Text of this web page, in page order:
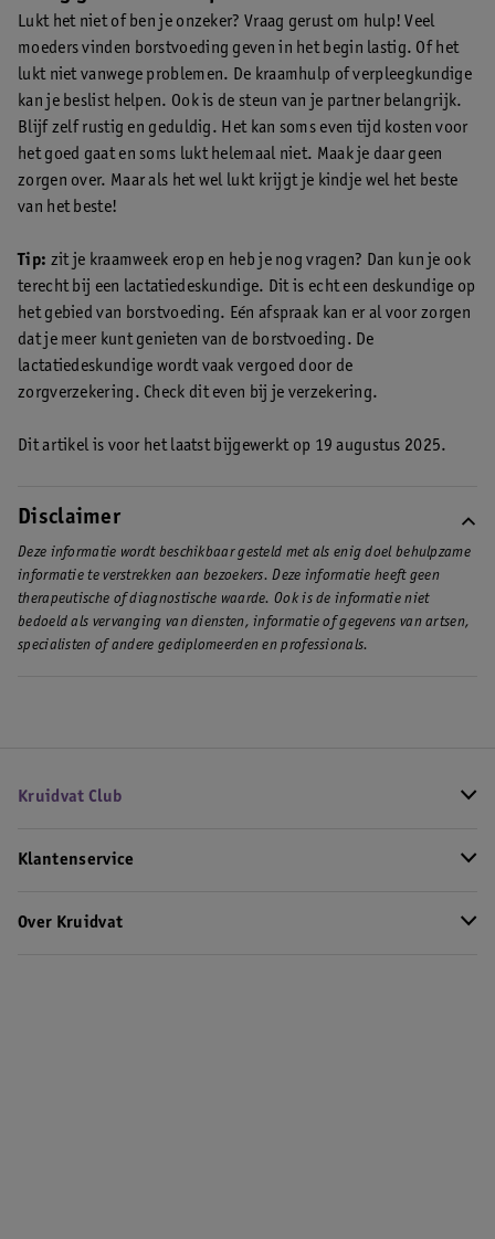
Lukt het niet of ben je onzeker? Vraag gerust om hulp! Veel
moeders vinden borstvoeding geven in het begin lastig. Of het
lukt niet vanwege problemen. De kraamhulp of verpleegkundige
kan je beslist helpen. Ook is de steun van je partner belangrijk.
Blijf zelf rustig en geduldig. Het kan soms even tijd kosten voor
het goed gaat en soms lukt helemaal niet. Maak je daar geen
zorgen over. Maar als het wel lukt krijgt je kindje wel het beste
van het beste!
Tip: zit je kraamweek erop en heb je nog vragen? Dan kun je ook
terecht bij een lactatiedeskundige. Dit is echt een deskundige op
het gebied van borstvoeding. Eén afspraak kan er al voor zorgen
dat je meer kunt genieten van de borstvoeding. De
lactatiedeskundige wordt vaak vergoed door de
zorgverzekering. Check dit even bij je verzekering.
Dit artikel is voor het laatst bijgewerkt op 19 augustus 2025.
Disclaimer
Deze informatie wordt beschikbaar gesteld met als enig doel behulpzame
informatie te verstrekken aan bezoekers. Deze informatie heeft geen
therapeutische of diagnostische waarde. Ook is de informatie niet
bedoeld als vervanging van diensten, informatie of gegevens van artsen,
specialisten of andere gediplomeerden en professionals.
Kruidvat Club
Klantenservice
Over Kruidvat